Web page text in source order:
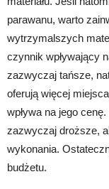
parawanu, warto
wytrzymalszych
czynnik wpływający
zazwyczaj tańsze,
oferują więcej
wpływa na jego
zazwyczaj droższe,
wykonania.
budżetu.